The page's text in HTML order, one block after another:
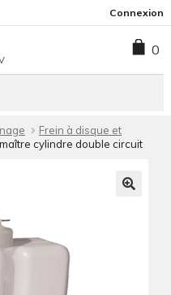
Connexion
0
Frein à disque et
cylindre double circuit